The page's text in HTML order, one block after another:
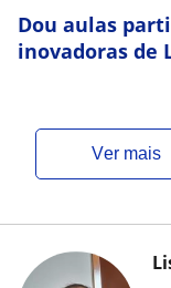
Dou aulas
inovadoras de
ver mais